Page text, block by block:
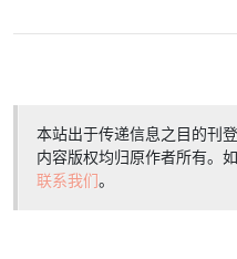
本站出于传递信息之目的刊
内容版权均归原作者所有。
联系我们。